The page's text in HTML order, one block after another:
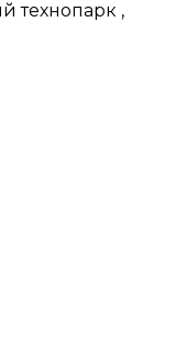
технопарк ,